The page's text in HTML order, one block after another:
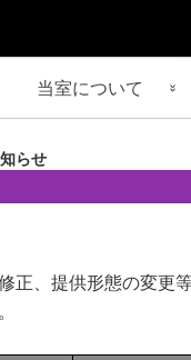
プラスミ
コスミド
当室について
事業の概要
ンバーリスト
これまでのお知らせ
遺伝子材料の品質管理
らせ
、提供形態の変更